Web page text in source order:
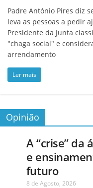
Padre António Pires diz
leva as pessoas a pedir
Presidente da Junta
"chaga social" e
arrendamento
Ler mais
Opinião
A “crise” da
e
futuro
8 de Agosto, 2026